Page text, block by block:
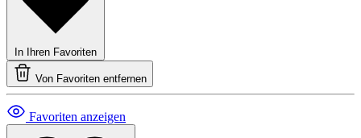
In Ihren Favoriten
Von Favoriten entfernen
Favoriten anzeigen